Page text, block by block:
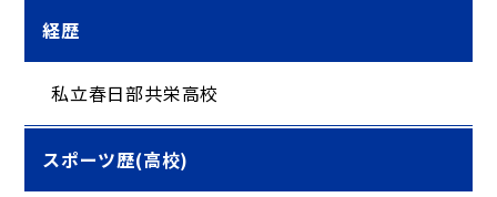
経歴
私立春日部共栄高校
スポーツ歴(高校)